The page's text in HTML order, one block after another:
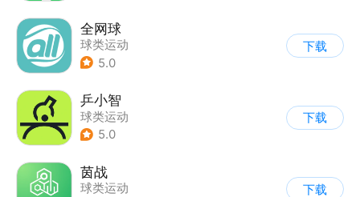
全网球
球类运动
5.0
下载
乒小智
球类运动
5.0
下载
茵战
球类运动
下载